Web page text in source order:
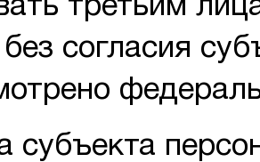
третьим
согласия
субъекта